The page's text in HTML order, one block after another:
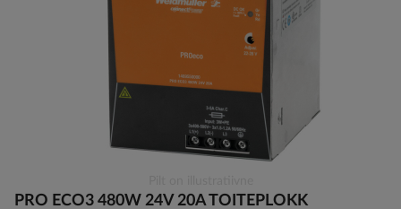
to
PRO ECO3 480W 24V 20A TOITEPLOKK